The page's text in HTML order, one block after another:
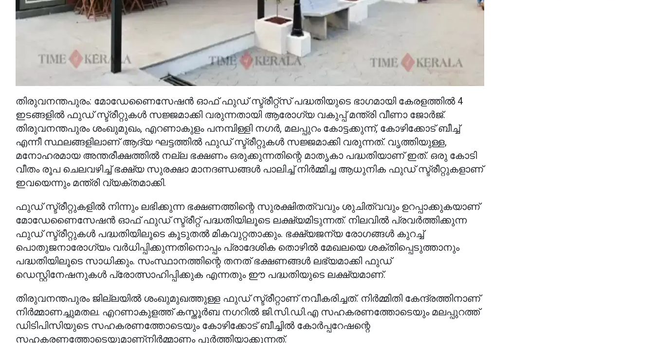
തിരുവനന്തപുരം: മോഡേണൈസേഷന്‍ ഓഫ് ഫുഡ് സ്ട്രീറ്റ്‌സ് പദ്ധതിയുടെ ഭാഗമായി കേരളത്തില്‍ 4
ഇടങ്ങളില്‍ ഫുഡ് സ്ട്രീറ്റുകള്‍ സജ്ജമാക്കി വരുന്നതായി ആരോഗ്യ വകുപ്പ് മന്ത്രി വീണാ ജോര്‍ജ്.
തിരുവനന്തപുരം ശംഖുമുഖം, എറണാകുളം പനമ്പിള്ളി നഗര്‍, മലപ്പുറം കോട്ടക്കുന്ന്, കോഴിക്കോട് ബീച്ച്
എന്നീ സ്ഥലങ്ങളിലാണ് ആദ്യ ഘട്ടത്തില്‍ ഫുഡ് സ്ട്രീറ്റുകള്‍ സജ്ജമാക്കി വരുന്നത്. വൃത്തിയുള്ള,
മനോഹരമായ അന്തരീക്ഷത്തില്‍ നല്ല ഭക്ഷണം ഒരുക്കുന്നതിന്റെ മാതൃകാ പദ്ധതിയാണ് ഇത്. ഒരു കോടി
വീതം രൂപ ചെലവഴിച്ച് ഭക്ഷ്യ സുരക്ഷാ മാനദണ്ഡങ്ങള്‍ പാലിച്ച് നിര്‍മ്മിച്ച ആധുനിക ഫുഡ് സ്ട്രീറ്റുകളാണ്
ഇവയെന്നും മന്ത്രി വ്യക്തമാക്കി.
ഫുഡ് സ്ട്രീറ്റുകളില്‍ നിന്നും ലഭിക്കുന്ന ഭക്ഷണത്തിന്റെ സുരക്ഷിതത്വവും ശുചിത്വവും ഉറപ്പാക്കുകയാണ്
മോഡേണൈസേഷന്‍ ഓഫ് ഫുഡ് സ്ട്രീറ്റ് പദ്ധതിയിലൂടെ ലക്ഷ്യമിടുന്നത്. നിലവില്‍ പ്രവര്‍ത്തിക്കുന്ന
ഫുഡ് സ്ട്രീറ്റുകള്‍ പദ്ധതിയിലൂടെ കൂടുതല്‍ മികവുറ്റതാക്കും. ഭക്ഷ്യജന്യ രോഗങ്ങള്‍ കുറച്ച്
പൊതുജനാരോഗ്യം വര്‍ധിപ്പിക്കുന്നതിനൊപ്പം പ്രാദേശിക തൊഴില്‍ മേഖലയെ ശക്തിപ്പെടുത്താനും
പദ്ധതിയിലൂടെ സാധിക്കും. സംസ്ഥാനത്തിന്റെ തനത് ഭക്ഷണങ്ങള്‍ ലഭ്യമാക്കി ഫുഡ്
ഡെസ്റ്റിനേഷനുകള്‍ പ്രോത്സാഹിപ്പിക്കുക എന്നതും ഈ പദ്ധതിയുടെ ലക്ഷ്യമാണ്.
തിരുവനന്തപുരം ജില്ലയില്‍ ശംഖുമുഖത്തുള്ള ഫുഡ് സ്ട്രീറ്റാണ് നവീകരിച്ചത്. നിര്‍മ്മിതി കേന്ദ്രത്തിനാണ്
നിര്‍മ്മാണച്ചുമതല. എറണാകുളത്ത് കസ്തൂര്‍ബ നഗറില്‍ ജി.സി.ഡി.എ സഹകരണത്തോടെയും മലപ്പുറത്ത്
ഡിടിപിസിയുടെ സഹകരണത്തോടെയും കോഴിക്കോട് ബീച്ചില്‍ കോര്‍പ്പറേഷന്റെ
സഹകരണത്തോടെയുമാണ്നിര്‍മ്മാണം പൂര്‍ത്തിയാക്കുന്നത്.